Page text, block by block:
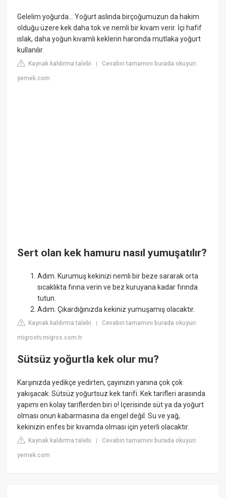
Gelelim yoğurda... Yoğurt aslında birçoğumuzun da hakim
olduğu üzere kek daha tok ve nemli bir kıvam verir. İçi hafif
ıslak, daha yoğun kıvamlı keklerin harcında mutlaka yoğurt
kullanılır.
Kaynak kaldırma talebi |Cevabın tamamını burada okuyun:
yemek.com
Sert olan kek hamuru nasıl yumuşatılır?
Adım. Kurumuş kekinizi nemli bir beze sararak orta
sıcaklıkta fırına verin ve bez kuruyana kadar fırında
tutun.
Adım. Çıkardığınızda kekiniz yumuşamış olacaktır.
Kaynak kaldırma talebi |Cevabın tamamını burada okuyun:
migrostv.migros.com.tr
Sütsüz yoğurtla kek olur mu?
Karşınızda yedikçe yedirten, çayınızın yanına çok çok
yakışacak: Sütsüz yoğurtsuz kek tarifi. Kek tarifleri arasında
yapımı en kolay tariflerden biri o! İçerisinde süt ya da yoğurt
olması onun kabarmasına da engel değil. Su ve yağ,
kekinizin enfes bir kıvamda olması için yeterli olacaktır.
Kaynak kaldırma talebi |Cevabın tamamını burada okuyun:
yemek.com